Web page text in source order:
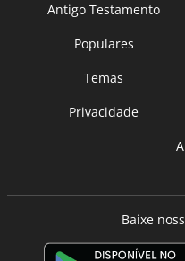
Antigo Testamento
Populares
Temas
Privacidade
Baixe